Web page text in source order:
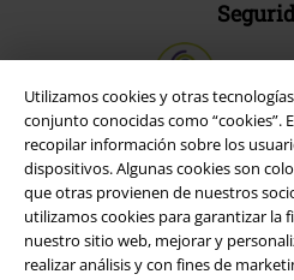
Utilizamos cookies y otras
conjunto conocidas como “cookies”.
recopilar información sobre los
dispositivos. Algunas cookies son
que otras provienen de nuestros
utilizamos cookies para garantizar la
nuestro sitio web, mejorar y
realizar análisis y con fines de